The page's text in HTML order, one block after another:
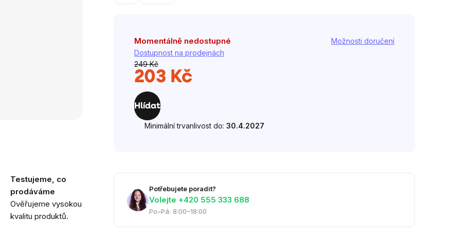
Testujeme, co
prodáváme
Ověřujeme vysokou
kvalitu produktů.
Momentálně nedostupné
Dostupnost na prodejnách
Možnosti doručení
249 Kč
203 Kč
Hlídat
Minimální trvanlivost do: 30.4.2027
Potřebujete poradit?
Volejte ‭+420 555 333 688
Po–Pá: 8:00–18:00